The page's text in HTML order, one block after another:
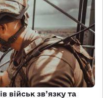
військ зв’язку та